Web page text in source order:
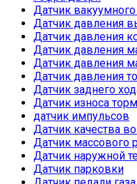
Датчик вакуумного
Датчик давления
Датчик давления
Датчик давления
Датчик давления
Датчик давления
Датчик заднего
Датчик износа
датчик импульсов
Датчик качества
Датчик массового
Датчик наружной
Датчик парковки